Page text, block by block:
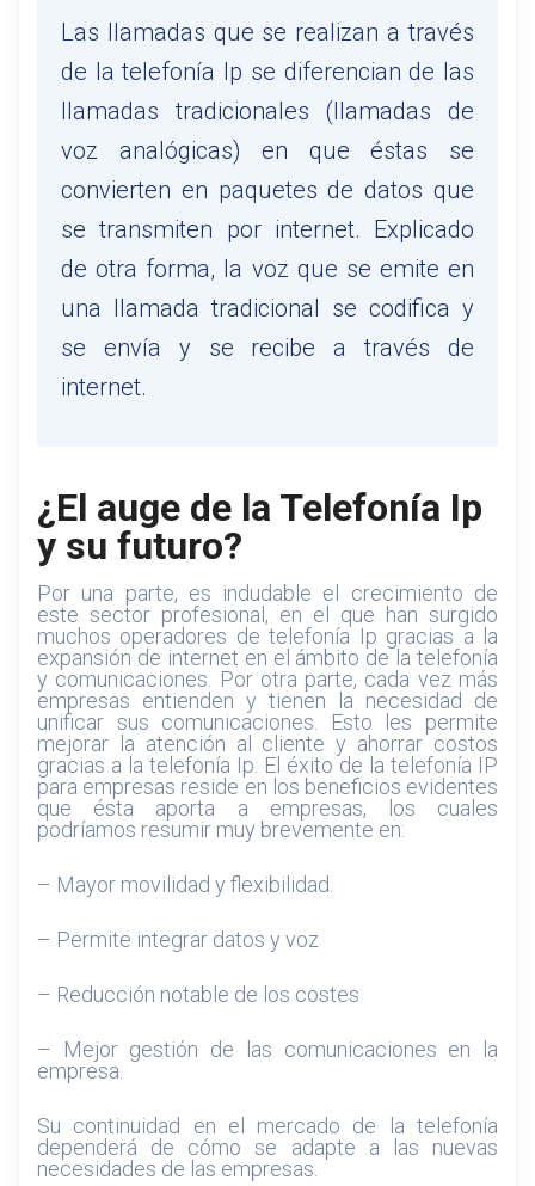
Las llamadas que se realizan a través
de la telefonía Ip se diferencian de las
llamadas tradicionales (llamadas de
voz analógicas) en que éstas se
convierten en paquetes de datos que
se transmiten por internet. Explicado
de otra forma, la voz que se emite en
una llamada tradicional se codifica y
se envía y se recibe a través de
internet.
¿El auge de la Telefonía Ip
y su futuro?
Por una parte, es indudable el crecimiento de
este sector profesional, en el que han surgido
muchos operadores de telefonía Ip gracias a la
expansión de internet en el ámbito de la telefonía
y comunicaciones. Por otra parte, cada vez más
empresas entienden y tienen la necesidad de
unificar sus comunicaciones. Esto les permite
mejorar la atención al cliente y ahorrar costos
gracias a la telefonía Ip. El éxito de la telefonía IP
para empresas reside en los beneficios evidentes
que ésta aporta a empresas, los cuales
podríamos resumir muy brevemente en:
– Mayor movilidad y flexibilidad.
– Permite integrar datos y voz
– Reducción notable de los costes
– Mejor gestión de las comunicaciones en la
empresa.
Su continuidad en el mercado de la telefonía
dependerá de cómo se adapte a las nuevas
necesidades de las empresas.